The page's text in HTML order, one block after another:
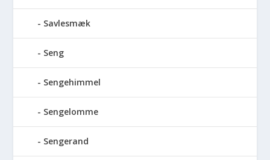
Savlesmæk
Seng
Sengehimmel
Sengelomme
Sengerand